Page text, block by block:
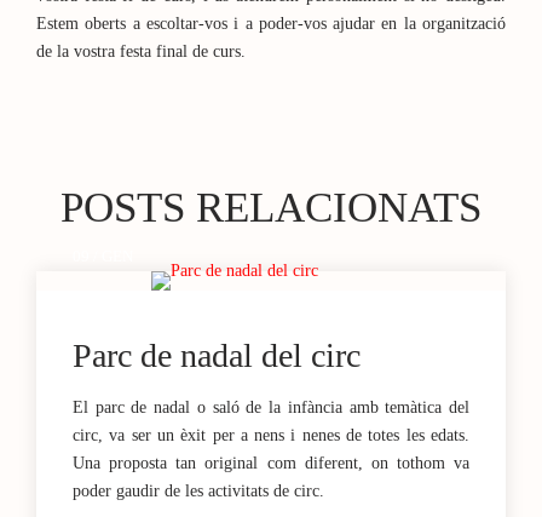
Estem oberts a escoltar-vos i a poder-vos ajudar en la organització
de la vostra festa final de curs.
POSTS RELACIONATS
Parc de nadal del circ
El parc de nadal o saló de la infància amb temàtica del
circ, va ser un èxit per a nens i nenes de totes les edats.
Una proposta tan original com diferent, on tothom va
poder gaudir de les activitats de circ.